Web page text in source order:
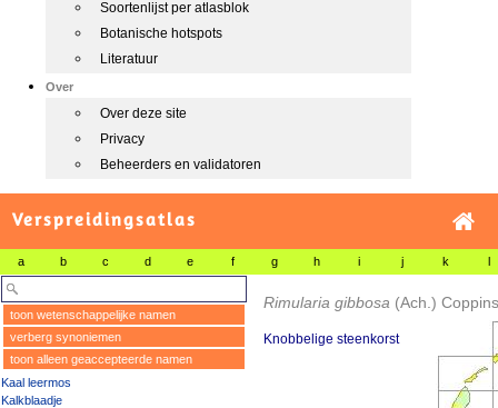
Soortenlijst per atlasblok
Botanische hotspots
Literatuur
Over
Over deze site
Privacy
Beheerders en validatoren
Verspreidingsatlas
a b c d e f g h i j k l
toon wetenschappelijke namen
verberg synoniemen
toon alleen geaccepteerde namen
Kaal leermos
Kalkblaadje
Rimularia gibbosa (Ach.)
Knobbelige steenkorst